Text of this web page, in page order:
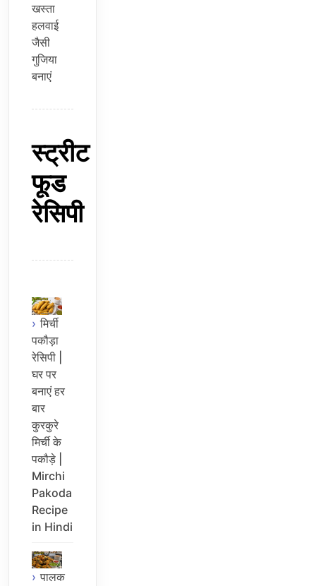
खस्ता
हलवाई
जैसी
गुजिया
बनाएं
स्ट्रीट
फूड
रेसिपी
मिर्ची
पकौड़ा
रेसिपी |
घर पर
बनाएं हर
बार
कुरकुरे
मिर्ची के
पकौड़े |
Mirchi
Pakoda
Recipe
in Hindi
पालक